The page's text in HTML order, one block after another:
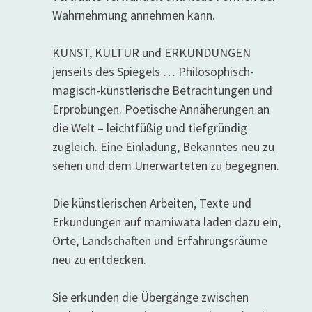
Wahrnehmung annehmen kann.
KUNST, KULTUR und ERKUNDUNGEN
jenseits des Spiegels … Philosophisch-
magisch-künstlerische Betrachtungen und
Erprobungen. Poetische Annäherungen an
die Welt – leichtfüßig und tiefgründig
zugleich. Eine Einladung, Bekanntes neu zu
sehen und dem Unerwarteten zu begegnen.
Die künstlerischen Arbeiten, Texte und
Erkundungen auf mamiwata laden dazu ein,
Orte, Landschaften und Erfahrungsräume
neu zu entdecken.
Sie erkunden die Übergänge zwischen